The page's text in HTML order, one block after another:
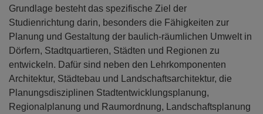
Grundlage besteht das spezifische Ziel der
Studienrichtung darin, besonders die Fähigkeiten zur
Planung und Gestaltung der baulich-räumlichen Umwelt in
Dörfern, Stadtquartieren, Städten und Regionen zu
entwickeln. Dafür sind neben den Lehrkomponenten
Architektur, Städtebau und Landschaftsarchitektur, die
Planungsdisziplinen Stadtentwicklungsplanung,
Regionalplanung und Raumordnung, Landschaftsplanung